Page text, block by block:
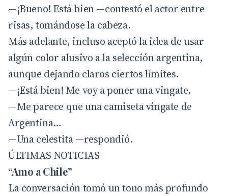
—¡Bueno! Está bien —contestó el actor entre
risas, tomándose la cabeza.
Más adelante, incluso aceptó la idea de usar
algún color alusivo a la selección argentina,
aunque dejando claros ciertos límites.
—¡Está bien! Me voy a poner una vingate.
—Me parece que una camiseta vingate de
Argentina…
—Una celestita —respondió.
ÚLTIMAS NOTICIAS
“Amo a Chile”
La conversación tomó un tono más profundo